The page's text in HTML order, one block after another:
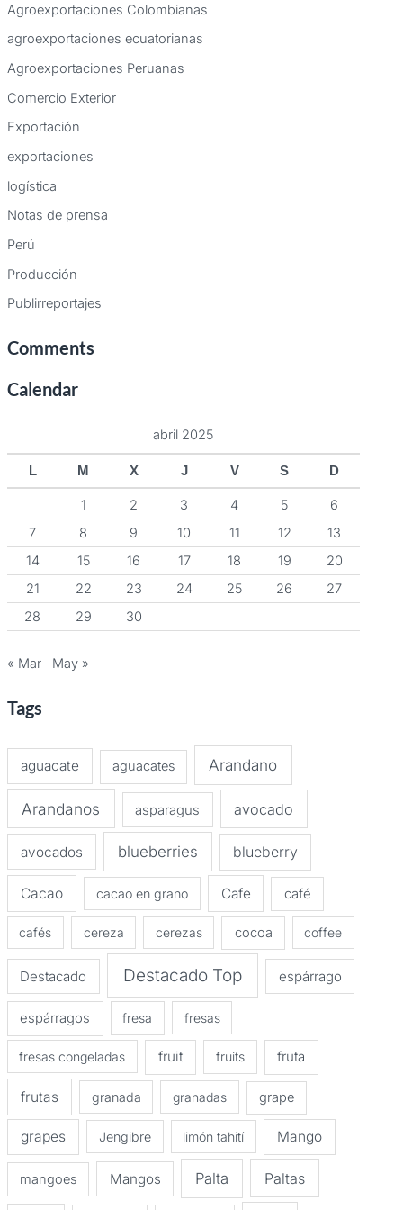
o
r
:
Agroexportaciones Colombianas
agroexportaciones ecuatorianas
Agroexportaciones Peruanas
Comercio Exterior
Exportación
exportaciones
logística
Notas de prensa
Perú
Producción
Publirreportajes
Comments
Calendar
abril 2025
L M X J V S D
1 2 3 4 5
6
7
8 9 10 11 12
13
14
15 16 17 18 19
20
21
22 23 24 25 26
27
28
29 30
« Mar May »
Tags
aguacate aguacates Arandano
Arandanos asparagus avocado
avocados blueberries blueberry
Cacao cacao en grano Cafe café
cafés cereza cerezas cocoa coffee
Destacado Destacado Top espárrago
espárragos fresa fresas
fresas congeladas fruit fruits fruta
frutas granada granadas grape
grapes Jengibre limón tahití Mango
mangoes Mangos Palta Paltas